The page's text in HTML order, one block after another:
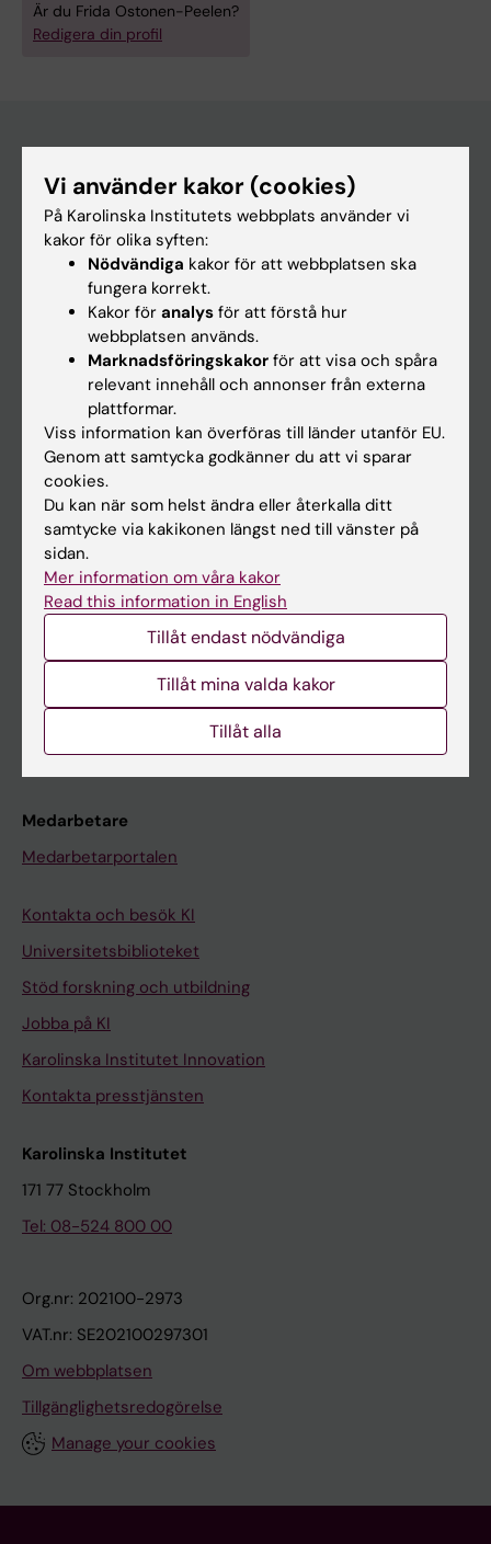
Är du Frida Ostonen-Peelen?
Redigera din profil
Huvudmeny
Utbildning
Forskarutbildning
Forskning
Nyheter
Kalender
Student
Ladok
Canvas
Kurs- och programwebbar
Student på KI
Medarbetare
Medarbetarportalen
Kontakta och besök KI
Universitetsbiblioteket
Stöd forskning och utbildning
Jobba på KI
Karolinska Institutet Innovation
Kontakta presstjänsten
Karolinska Institutet
171 77 Stockholm
Tel: 08-524 800 00
Org.nr: 202100-2973
VAT.nr: SE202100297301
Om webbplatsen
Tillgänglighetsredogörelse
Manage your cookies
Vi använder kakor (cookies)
På Karolinska Institutets webbplats använder vi
kakor för olika syften:
Nödvändiga kakor för att webbplatsen ska
fungera korrekt.
Kakor för analys för att förstå hur
webbplatsen används.
Marknadsföringskakor för att visa och spåra
relevant innehåll och annonser från externa
plattformar.
Viss information kan överföras till länder utanför EU.
Genom att samtycka godkänner du att vi sparar
cookies.
Du kan när som helst ändra eller återkalla ditt
samtycke via kakikonen längst ned till vänster på
sidan.
Mer information om våra kakor
Read this information in English
Tillåt endast nödvändiga
Tillåt mina valda kakor
Tillåt alla